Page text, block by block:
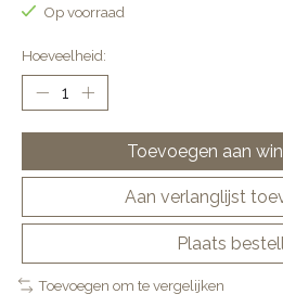
Op voorraad
Hoeveelheid:
Toevoegen aan
Aan verlanglijst
Plaats
Toevoegen om te vergelijken